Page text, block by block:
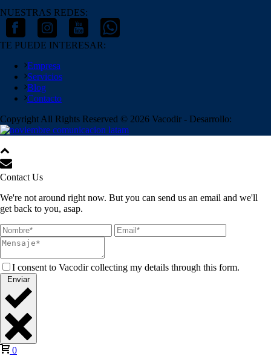
NUESTRAS REDES:
TE PUEDE INTERESAR:
Empresa
Servicios
Blog
Contacto
Copyright All Rights Reserved © 2026 Vacodir - Desarrollo:
Contact Us
We're not around right now. But you can send us an email and we'll
get back to you, asap.
I consent to Vacodir collecting my details through this form.
Enviar
0